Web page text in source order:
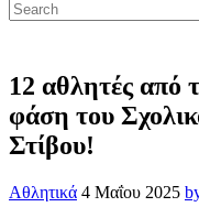
12 αθλητές από
φάση του
Στίβου!
Αθλητικά 4 Μαΐου 2025